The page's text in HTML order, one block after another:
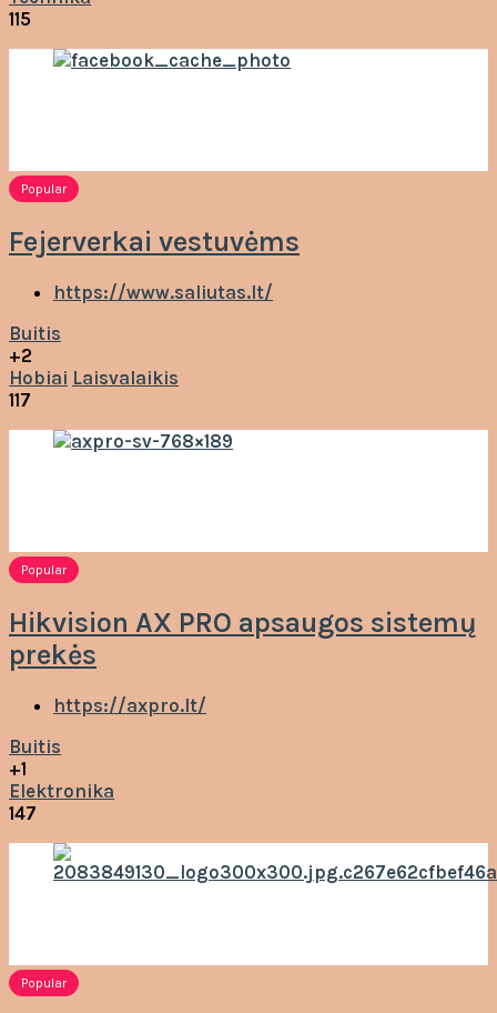
115
Popular
Fejerverkai vestuvėms
https://www.saliutas.lt/
Buitis
+2
Hobiai Laisvalaikis
117
Popular
Hikvision AX PRO apsaugos sistemų
prekės
https://axpro.lt/
Buitis
+1
Elektronika
147
Popular